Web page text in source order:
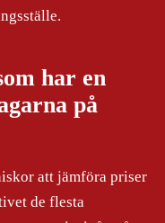
har en
på
att jämföra priser
de flesta